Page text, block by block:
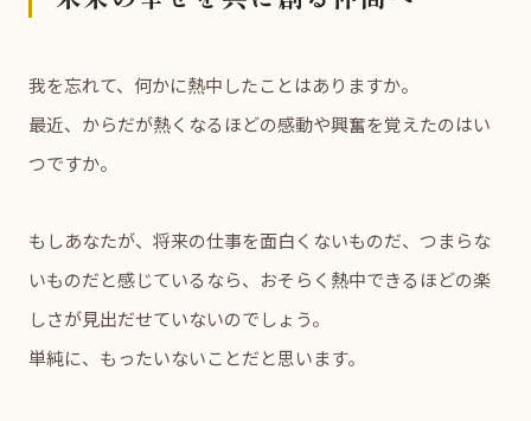
我を忘れて、何かに熱中したことはありますか。
最近、からだが熱くなるほどの感動や興奮を覚えたのはい
つですか。
もしあなたが、将来の仕事を面白くないものだ、つまらな
いものだと感じているなら、おそらく熱中できるほどの楽
しさが見出だせていないのでしょう。
単純に、もったいないことだと思います。